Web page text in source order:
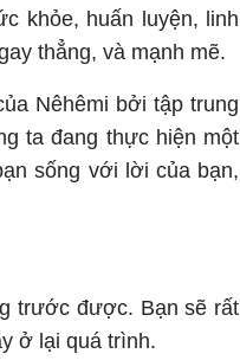
khỏe, huấn luyện, linh
thẳng, và mạnh mẽ.
Nêhêmi bởi tập trung
ta đang thực hiện một
sống với lời của bạn,
trước được. Bạn sẽ rất
ở lại quá trình.